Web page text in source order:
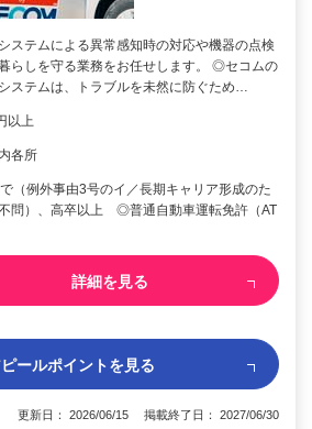
ステムによる異常感知時の対応や機器の点検
らしを守る業務をお任せします。 ◎セコムの
ステムは、トラブルを未然に防ぐため…
以上
各所
（例外事由3号のイ／長期キャリア形成のた
問）、高卒以上 ◎普通自動車運転免許（AT
詳細を見る
ールポイントを見る
更新日： 2026/06/15 掲載終了日： 2027/06/30